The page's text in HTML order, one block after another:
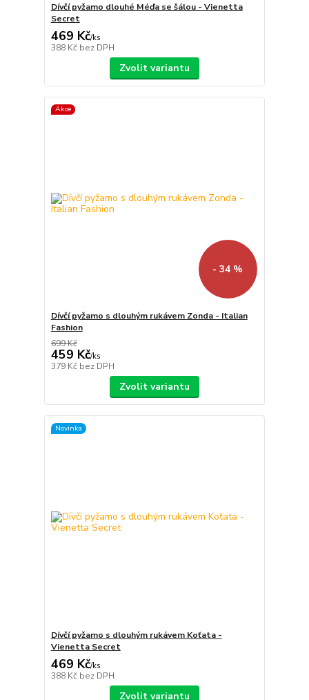
Dívčí pyžamo dlouhé Méďa se šálou - Vienetta
Secret
469 Kč/ks
388 Kč bez DPH
Zvolit variantu
Akce
- 34 %
Dívčí pyžamo s dlouhým rukávem Zonda - Italian
Fashion
699 Kč
459 Kč/ks
379 Kč bez DPH
Zvolit variantu
Novinka
Dívčí pyžamo s dlouhým rukávem Koťata -
Vienetta Secret
469 Kč/ks
388 Kč bez DPH
Zvolit variantu